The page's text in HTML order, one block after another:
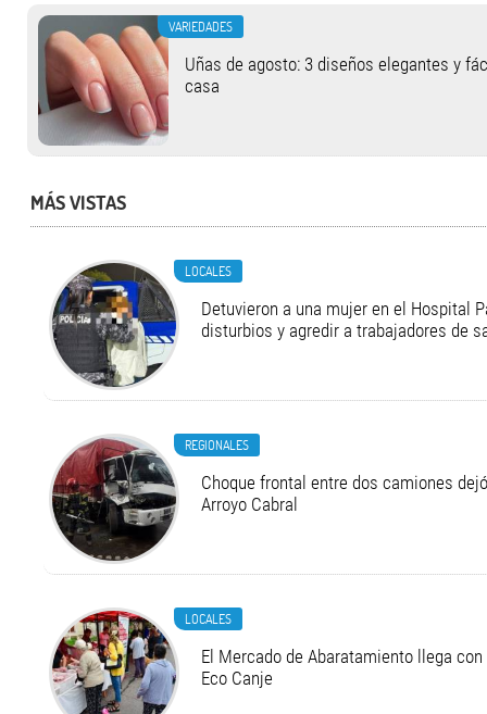
VARIEDADES
Uñas de agosto: 3 diseños elegantes y
casa
MÁS VISTAS
LOCALES
Detuvieron a una mujer en el Hospital
disturbios y agredir a trabajadores de
REGIONALES
Choque frontal entre dos camiones
Arroyo Cabral
LOCALES
El Mercado de Abaratamiento llega
Eco Canje